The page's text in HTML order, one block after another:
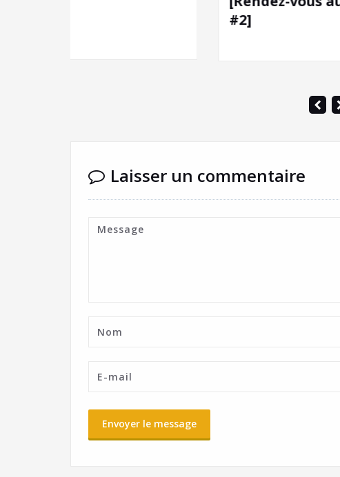
Laisser un commentaire